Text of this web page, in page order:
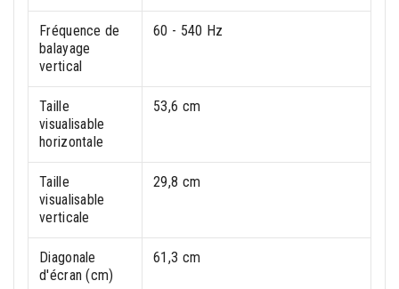
Fréquence de
balayage
vertical
60 - 540 Hz
Taille
visualisable
horizontale
53,6 cm
Taille
visualisable
verticale
29,8 cm
Diagonale
d'écran (cm)
61,3 cm